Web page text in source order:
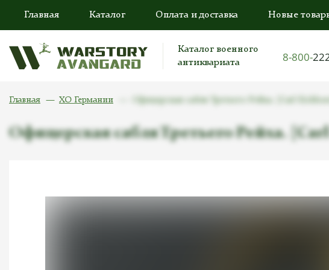
Главная Каталог Оплата и доставка Новые
Каталог военного
антиквариата
8-800-
Главная ХО Германии
Офицерская сабля Третьего Рейха.